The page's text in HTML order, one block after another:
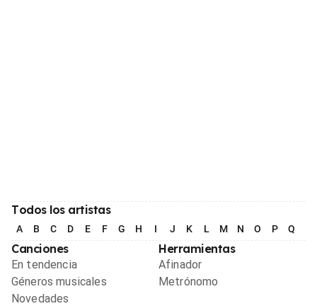
Todos los artistas
A B C D E F G H I J K L M N O P Q
Canciones
En tendencia
Géneros musicales
Novedades
Herramientas
Afinador
Metrónomo